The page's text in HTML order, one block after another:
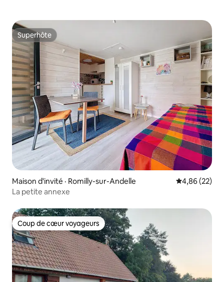
Superhôte
Superhôte
Maison d'invité · Romilly-sur-Andelle Note
4,86 (22)
La petite annexe
Coup de cœur voyageurs
Coup de cœur voyageurs